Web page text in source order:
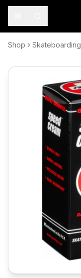
Shop Skateboarding